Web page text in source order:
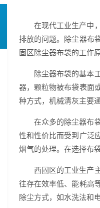
在现代工业生产中
排放的问题。除尘器布
固区除尘器布袋的工作
除尘器布袋的基本
器，颗粒物被布袋表面
种方式，机械清灰主要
在众多的除尘器布
性和性价比而受到广泛
烟气的处理。在选择布
西固区的工业生产
往存在效率低、能耗高
除尘方式，如水洗法和